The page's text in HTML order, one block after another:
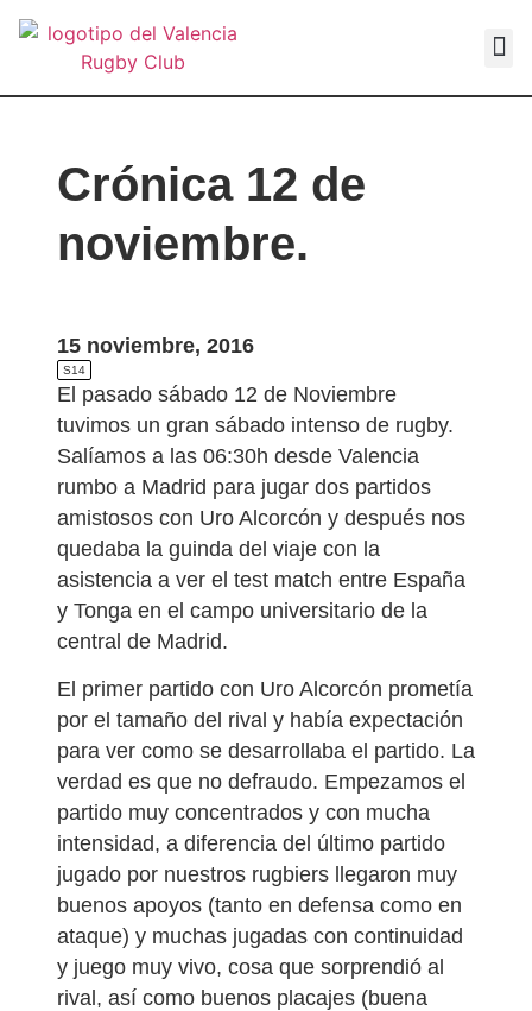
Crónica 12 de
noviembre.
15 noviembre, 2016
S14
El pasado sábado 12 de Noviembre
tuvimos un gran sábado intenso de rugby.
Salíamos a las 06:30h desde Valencia
rumbo a Madrid para jugar dos partidos
amistosos con Uro Alcorcón y después nos
quedaba la guinda del viaje con la
asistencia a ver el test match entre España
y Tonga en el campo universitario de la
central de Madrid.
El primer partido con Uro Alcorcón prometía
por el tamaño del rival y había expectación
para ver como se desarrollaba el partido. La
verdad es que no defraudo. Empezamos el
partido muy concentrados y con mucha
intensidad, a diferencia del último partido
jugado por nuestros rugbiers llegaron muy
buenos apoyos (tanto en defensa como en
ataque) y muchas jugadas con continuidad
y juego muy vivo, cosa que sorprendió al
rival, así como buenos placajes (buena